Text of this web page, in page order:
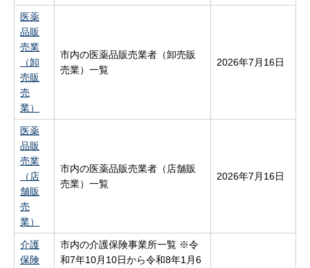
医薬
品販
売業
（卸
売販
売
業）
市内の医薬品販売業者（卸売販
売業）一覧
2026年7月16日
医薬
品販
売業
（店
舗販
売
業）
市内の医薬品販売業者（店舗販
売業）一覧
2026年7月16日
介護
保険
市内の介護保険事業所一覧 ※令
和7年10月10日から令和8年1月6